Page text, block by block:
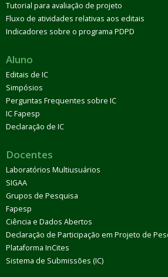
Tutorial para avaliação de projeto
Fluxo de atividades relativas aos editais
Indicadores sobre o programa PDPD
Aluno
Editais de IC
Simpósios
Perguntas Frequentes sobre IC
IC Fapesp
Declaração de IC
Docentes
Laboratórios Multiusuários
SIGAA
Grupos de Pesquisa
Fapesp
Ciência e Dados Abertos
Declaração de Participação em Projeto de
Plataforma InCites
Sistema de Submissões (IC)